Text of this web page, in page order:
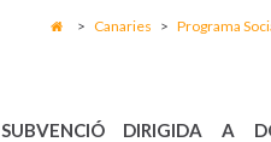
> Canaries > Programa
SUBVENCIÓ DIRIGIDA A